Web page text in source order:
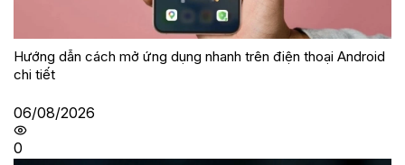
Hướng dẫn cách mở ứng dụng nhanh trên điện thoại Android
chi tiết
06/08/2026
0